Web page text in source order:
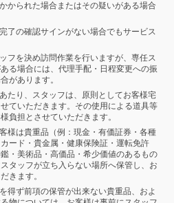
られた場合またはその疑いがある場合
の確認サインがない場合でもサービス
を決め訪問作業を行いますが、専任ス
る場合には、代理手配・日程変更への振
があります。
り、スタッフは、原則としてお客様宅
ていただきます。その使用による道具等
負担とさせていただきます。
は貴重品（例：現金・有価証券・各種
ード・貴金属・健康保険証・運転免許
・美術品・高価品・希少価値のあるもの
タッフが立ち入らない場所へ保管し、お
きます。
ず前項の保管が出来ない貴重品、およ